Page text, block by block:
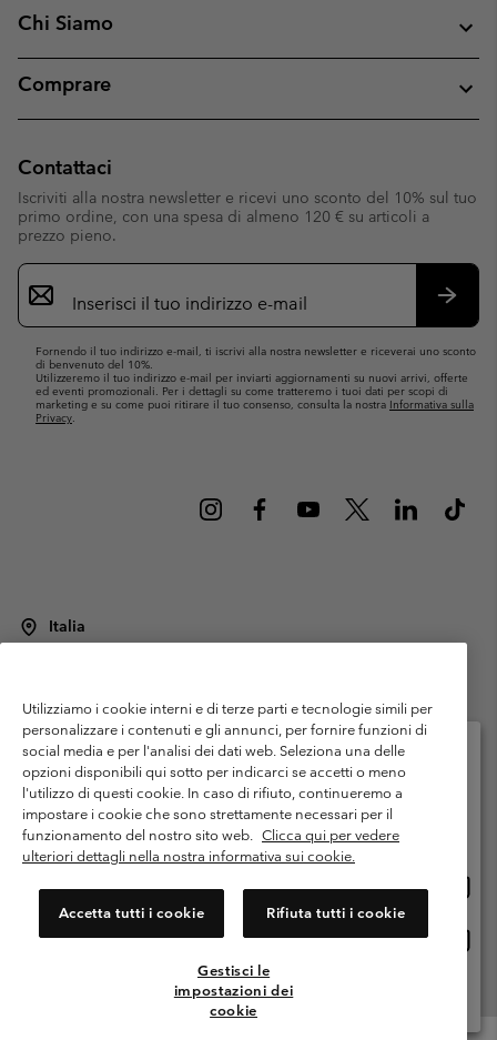
Chi Siamo
Comprare
Contattaci
Iscriviti alla nostra newsletter e ricevi uno sconto del 10% sul tuo
primo ordine, con una spesa di almeno 120 € su articoli a
prezzo pieno.
Iscrizione
e-
mail
Fornendo il tuo indirizzo e-mail, ti iscrivi alla nostra newsletter e riceverai uno sconto
di benvenuto del 10%.
Utilizzeremo il tuo indirizzo e-mail per inviarti aggiornamenti su nuovi arrivi, offerte
ed eventi promozionali. Per i dettagli su come tratteremo i tuoi dati per scopi di
marketing e su come puoi ritirare il tuo consenso, consulta la nostra Informativa sulla
Privacy.
Italia
Termini di utilizzo
Condizioni Generali di Venditaa
Garanzia
Politica sulla privacy
Termini e condizioni del programma di membership
Condizioni di utilizzo dei contenuti generati dagli utenti
Impressum
Cookies
Public CBCR
Servizio clienti: Lun. - ven. 9:00 - 13:00 & 14:00- 18:00
(+)390694804176
Utilizziamo i cookie interni e di terze parti e tecnologie simili per
personalizzare i contenuti e gli annunci, per fornire funzioni di
social media e per l'analisi dei dati web. Seleziona una delle
opzioni disponibili qui sotto per indicarci se accetti o meno
l'utilizzo di questi cookie. In caso di rifiuto, continueremo a
impostare i cookie che sono strettamente necessari per il
funzionamento del nostro sito web. Clicca qui per vedere
ulteriori dettagli nella nostra informativa sui cookie.
Accetta tutti i cookie Rifiuta tutti i cookie
Gestisci le
impostazioni dei
cookie
Seleziona il paese di spedizione e la lingua
Shopping online disponibile
online
Italia
online
Visualizza Tutti I Paesi